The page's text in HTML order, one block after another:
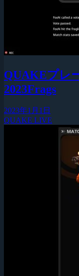
QUAKEプレ
2023Frags
2023年1月1日
QUAKE LIVE